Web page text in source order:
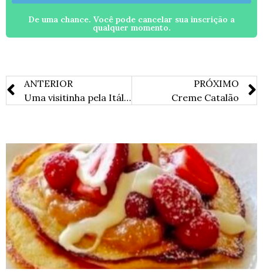
De uma chance. Você pode cancelar sua inscrição a
qualquer momento.
ANTERIOR
Uma visitinha pela Itália…
PRÓXIMO
Creme Catalão